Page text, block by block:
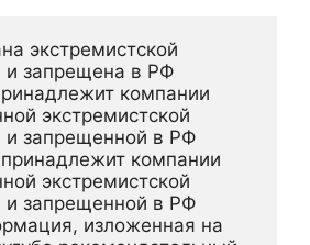
экстремистской
и запрещена в РФ
компании
экстремистской
и запрещенной в РФ
компании
экстремистской
и запрещенной в РФ
изложенная на